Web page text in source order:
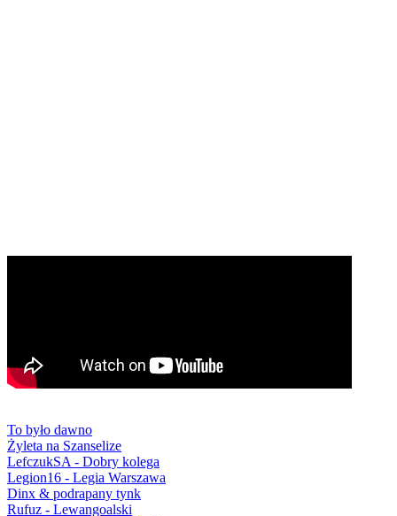
To było dawno
Żyleta na Szanselize
LefczukSA - Dobry kolega
Legion16 - Legia Warszawa
Dinx & podrapany tynk
Rufuz - Lewangoalski